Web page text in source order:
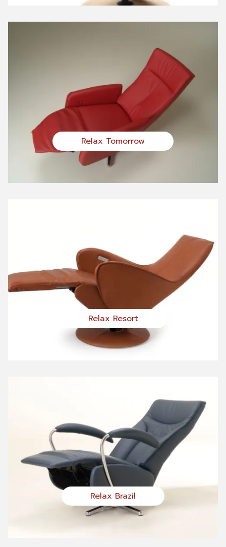
Relax Tomorrow
Relax Resort
Relax Brazil